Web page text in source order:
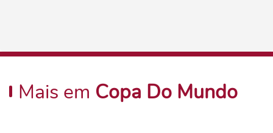
Mais em Copa Do Mundo